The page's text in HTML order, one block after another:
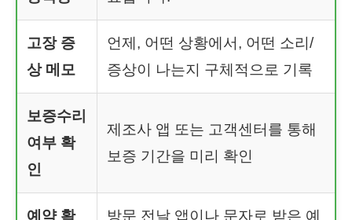
고장 증
상 메모
언제, 어떤 상황에서, 어떤 소리/
증상이 나는지 구체적으로 기록
보증수리
여부 확
인
제조사 앱 또는 고객센터를 통해
보증 기간을 미리 확인
예약 확
방문 전날 앱이나 문자로 받은 예